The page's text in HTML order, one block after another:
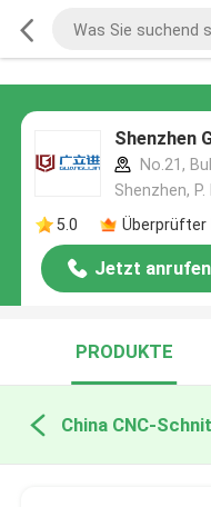
Shenzhen
No.21,
Shenzhen, P.
5.0
Überprüfter
Jetzt anrufen
PRODUKTE
China CNC-